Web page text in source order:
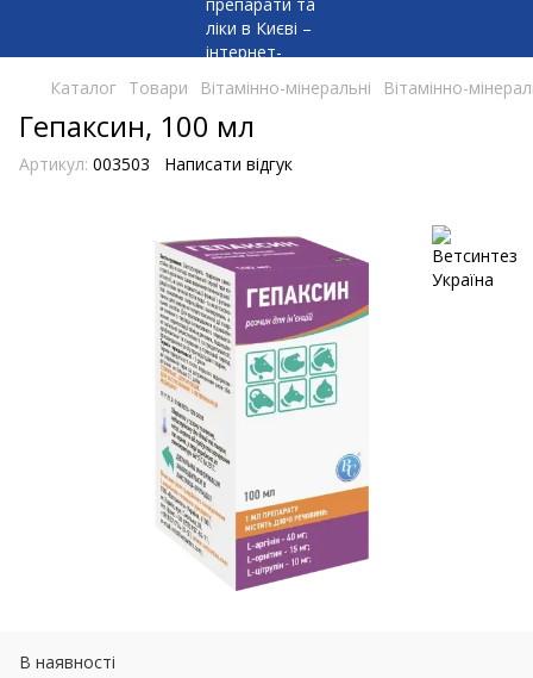
Каталог Товари Вітамінно-мінеральні Вітамінно-
Гепаксин, 100 мл
Артикул: 003503 Написати відгук
В наявності